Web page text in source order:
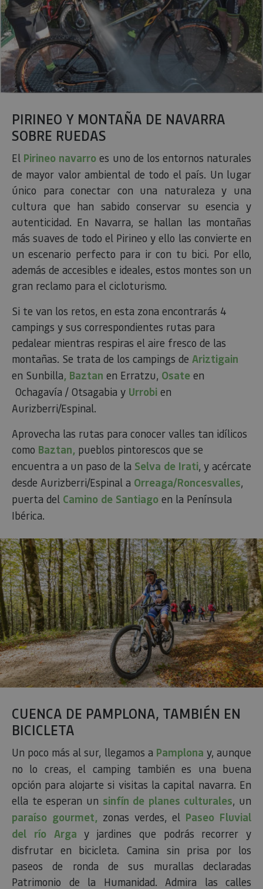
PIRINEO Y MONTAÑA DE NAVARRA
SOBRE RUEDAS
El Pirineo navarro es uno de los entornos naturales
de mayor valor ambiental de todo el país. Un lugar
único para conectar con una naturaleza y una
cultura que han sabido conservar su esencia y
autenticidad. En Navarra, se hallan las montañas
más suaves de todo el Pirineo y ello las convierte en
un escenario perfecto para ir con tu bici. Por ello,
además de accesibles e ideales, estos montes son un
gran reclamo para el cicloturismo.
Si te van los retos, en esta zona encontrarás 4
campings y sus correspondientes rutas para
pedalear mientras respiras el aire fresco de las
montañas. Se trata de los campings de Ariztigain
en Sunbilla, Baztan en Erratzu, Osate en
Ochagavía / Otsagabia y Urrobi en
Aurizberri/Espinal.
Aprovecha las rutas para conocer valles tan idílicos
como Baztan, pueblos pintorescos que se
encuentra a un paso de la Selva de Irati, y acércate
desde Aurizberri/Espinal a Orreaga/Roncesvalles,
puerta del Camino de Santiago en la Península
Ibérica.
CUENCA DE PAMPLONA, TAMBIÉN EN
BICICLETA
Un poco más al sur, llegamos a Pamplona y, aunque
no lo creas, el camping también es una buena
opción para alojarte si visitas la capital navarra. En
ella te esperan un sinfín de planes culturales , un
paraíso gourmet, zonas verdes, el Paseo Fluvial
del río Arga y jardines que podrás recorrer y
disfrutar en bicicleta. Camina sin prisa por los
paseos de ronda de sus murallas declaradas
Patrimonio de la Humanidad. Admira las calles